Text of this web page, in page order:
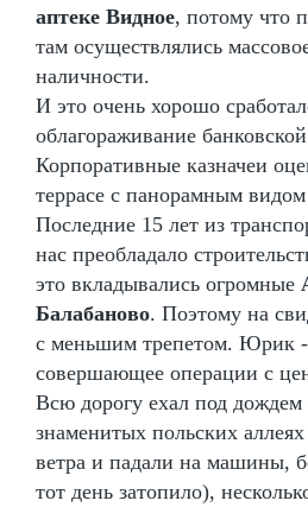
аптеке Видное, потому что
там осуществлялись
наличности.
И это очень хорошо
облагораживание
Корпоративные казначеи
террасе с панорамным
Последние 15 лет из
нас преобладало
это вкладывались огромные
Балабаново. Поэтому на
с меньшим трепетом. Юрик
совершающее операции с
Всю дорогу ехал под дождем
знаменитых польских
ветра и падали на машины,
тот день затопило),